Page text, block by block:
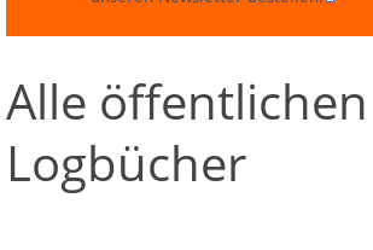
Navigation
Über Lobbypedia
Alle öffentlichen
Logbücher